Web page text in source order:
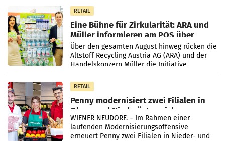
RETAIL
Eine Bühne für Zirkularität: ARA und
Müller informieren am POS über
Kreislauffähigkeit
Über den gesamten August hinweg rücken die
Altstoff Recycling Austria AG (ARA) und der
Handelskonzern Müller die Initiative
„Kreislauf-Helden“ in allen österreichischen
Müller-Filialen
RETAIL
Penny modernisiert zwei Filialen in
Ober- und Niederösterreich
WIENER NEUDORF. – Im Rahmen einer
laufenden Modernisierungsoffensive
erneuert Penny zwei Filialen in Nieder- und